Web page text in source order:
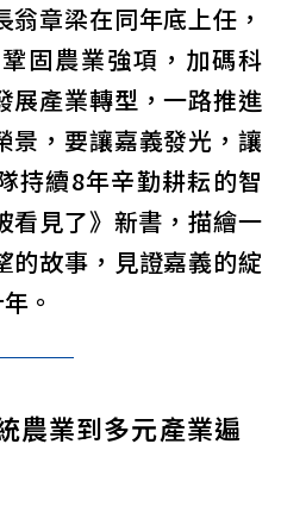
章梁在同年底上任，
固農業強項，加碼科
展產業轉型，一路推進
景，要讓嘉義發光，讓
持續8年辛勤耕耘的智
看見了》新書，描繪一
的故事，見證嘉義的綻
。
農業到多元產業遍